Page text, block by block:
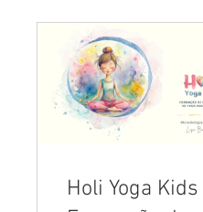
Holi Yoga